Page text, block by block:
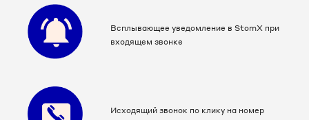
Всплывающее уведомление в StomX при
входящем звонке
Исходящий звонок по клику на номер